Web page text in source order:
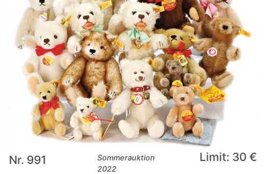
Nr. 991
Sommerauktion
2022
Limit: 30 €